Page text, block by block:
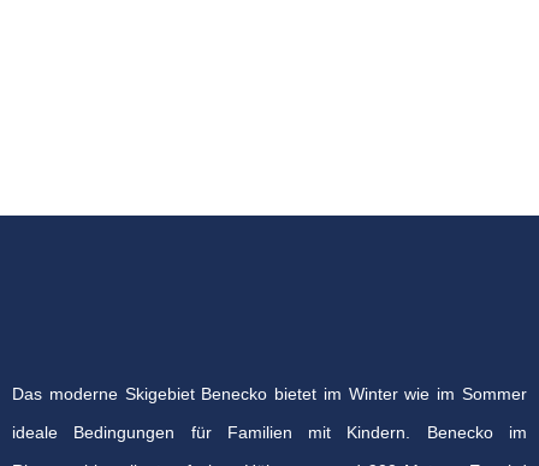
Das moderne Skigebiet Benecko bietet im Winter wie im Sommer
ideale Bedingungen für Familien mit Kindern. Benecko im